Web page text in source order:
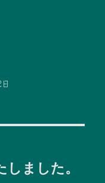
ました。